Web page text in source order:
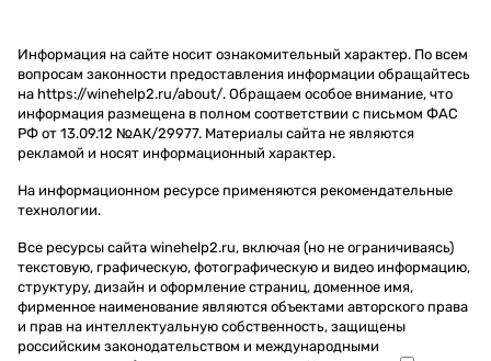
Информация на сайте носит ознакомительный характер. По всем
вопросам законности предоставления информации обращайтесь
на https://winehelp2.ru/about/. Обращаем особое внимание, что
информация размещена в полном соответствии с письмом ФАС
РФ от 13.09.12 №АК/29977. Материалы сайта не являются
рекламой и носят информационный характер.
На информационном ресурсе применяются рекомендательные
технологии.
Все ресурсы сайта winehelp2.ru, включая (но не ограничиваясь)
текстовую, графическую, фотографическую и видео информацию,
структуру, дизайн и оформление страниц, доменное имя,
фирменное наименование являются объектами авторского права
и прав на интеллектуальную собственность, защищены
российским законодательством и международными